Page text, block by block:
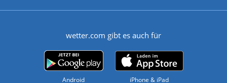
wetter.com gibt es auch für
Android iPhone & iPad